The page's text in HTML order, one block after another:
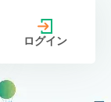
ログイン